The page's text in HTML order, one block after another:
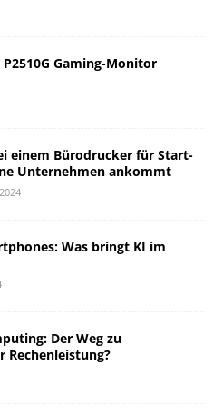
P2510G Gaming-Monitor
einem Bürodrucker für Start-
Unternehmen ankommt
Was bringt KI im
Der Weg zu
Rechenleistung?